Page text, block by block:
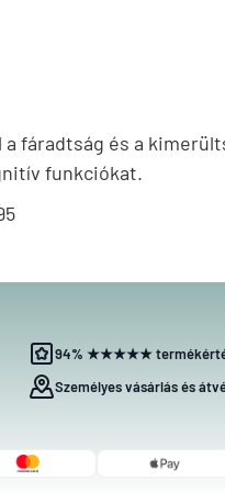
a fáradtság és a
funkciókat.
94% ★★★★★
Személyes vásárlás és